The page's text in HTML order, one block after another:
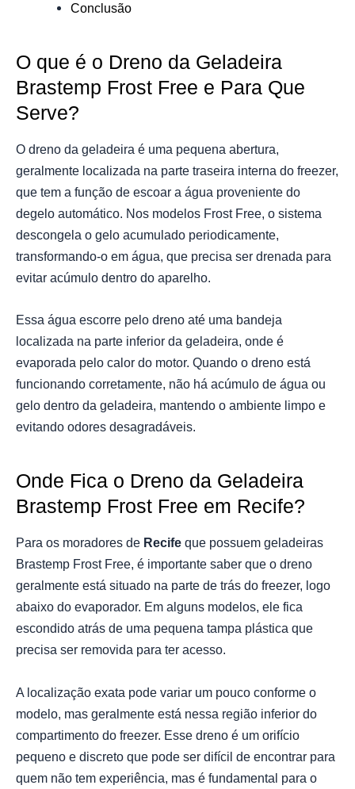
Conclusão
O que é o Dreno da Geladeira
Brastemp Frost Free e Para Que
Serve?
O dreno da geladeira é uma pequena abertura,
geralmente localizada na parte traseira interna do freezer,
que tem a função de escoar a água proveniente do
degelo automático. Nos modelos Frost Free, o sistema
descongela o gelo acumulado periodicamente,
transformando-o em água, que precisa ser drenada para
evitar acúmulo dentro do aparelho.
Essa água escorre pelo dreno até uma bandeja
localizada na parte inferior da geladeira, onde é
evaporada pelo calor do motor. Quando o dreno está
funcionando corretamente, não há acúmulo de água ou
gelo dentro da geladeira, mantendo o ambiente limpo e
evitando odores desagradáveis.
Onde Fica o Dreno da Geladeira
Brastemp Frost Free em Recife?
Para os moradores de Recife que possuem geladeiras
Brastemp Frost Free, é importante saber que o dreno
geralmente está situado na parte de trás do freezer, logo
abaixo do evaporador. Em alguns modelos, ele fica
escondido atrás de uma pequena tampa plástica que
precisa ser removida para ter acesso.
A localização exata pode variar um pouco conforme o
modelo, mas geralmente está nessa região inferior do
compartimento do freezer. Esse dreno é um orifício
pequeno e discreto que pode ser difícil de encontrar para
quem não tem experiência, mas é fundamental para o